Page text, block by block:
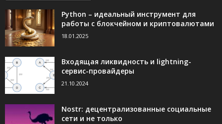
Python – идеальный инструмент для
работы с блокчейном и криптовалютами
18.01.2025
Входящая ликвидность и lightning-
сервис-провайдеры
21.10.2024
Nostr: децентрализованные социальные
сети и не только